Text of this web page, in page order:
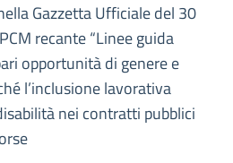
Gazzetta Ufficiale del 30
recante “Linee guida
opportunità di genere e
l’inclusione lavorativa
nei contratti pubblici